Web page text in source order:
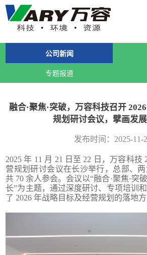
公司新闻
专题报道
融合·聚焦·突破，万容科技召开
规划研讨会议，擘画发
发布时间：2025-11-
2025 年 11 月 21 日至 22 日，万容科技
营规划研讨会议在长沙举行，总部、两
共 70 余人参会。会议以“融合·聚焦·突
长”为主题，通过深度研讨、专项培训
了 2026 年战略目标及经营规划的落地方